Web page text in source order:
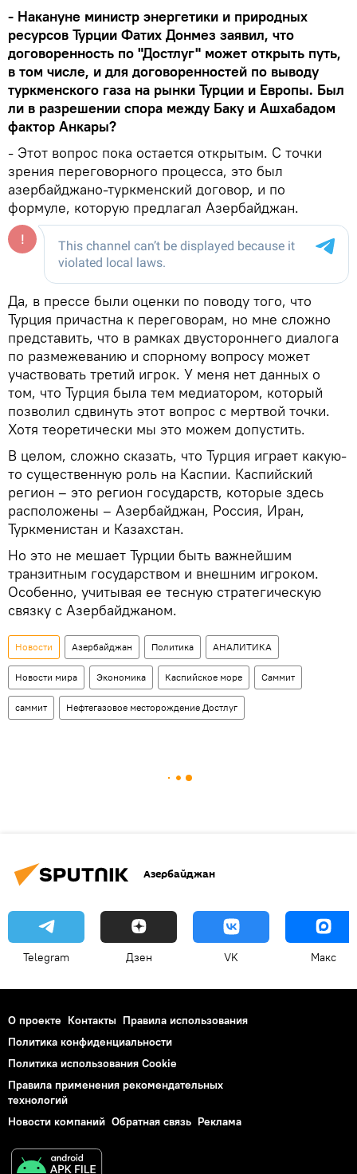
- Накануне министр энергетики и природных
ресурсов Турции Фатих Донмез заявил, что
договоренность по "Достлуг" может открыть путь,
в том числе, и для договоренностей по выводу
туркменского газа на рынки Турции и Европы. Был
ли в разрешении спора между Баку и Ашхабадом
фактор Анкары?
- Этот вопрос пока остается открытым. С точки
зрения переговорного процесса, это был
азербайджано-туркменский договор, и по
формуле, которую предлагал Азербайджан.
Да, в прессе были оценки по поводу того, что
Турция причастна к переговорам, но мне сложно
представить, что в рамках двустороннего диалога
по размежеванию и спорному вопросу может
участвовать третий игрок. У меня нет данных о
том, что Турция была тем медиатором, который
позволил сдвинуть этот вопрос с мертвой точки.
Хотя теоретически мы это можем допустить.
В целом, сложно сказать, что Турция играет какую-
то существенную роль на Каспии. Каспийский
регион – это регион государств, которые здесь
расположены – Азербайджан, Россия, Иран,
Туркменистан и Казахстан.
Но это не мешает Турции быть важнейшим
транзитным государством и внешним игроком.
Особенно, учитывая ее тесную стратегическую
связку с Азербайджаном.
Новости Азербайджан Политика АНАЛИТИКА
Новости мира Экономика Каспийское море Саммит
саммит Нефтегазовое месторождение Достлуг
Азербайджан
Telegram Дзен VK Макс
О проекте Контакты Правила использования
Политика конфиденциальности
Политика использования Cookie
Правила применения рекомендательных
технологий
Новости компаний Обратная связь Реклама